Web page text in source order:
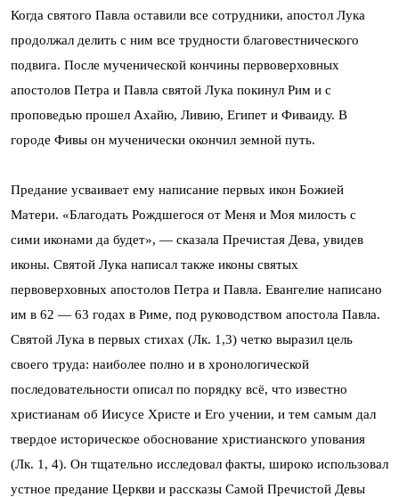
Когда святого Павла оставили все сотрудники, апостол Лука
продолжал делить с ним все трудности благовестнического
подвига. После мученической кончины первоверховных
апостолов Петра и Павла святой Лука покинул Рим и с
проповедью прошел Ахайю, Ливию, Египет и Фиваиду. В
городе Фивы он мученически окончил земной путь.
Предание усваивает ему написание первых икон Божией
Матери. «Благодать Рождшегося от Меня и Моя милость с
сими иконами да будет», — сказала Пречистая Дева, увидев
иконы. Святой Лука написал также иконы святых
первоверховных апостолов Петра и Павла. Евангелие написано
им в 62 — 63 годах в Риме, под руководством апостола Павла.
Святой Лука в первых стихах (Лк. 1,3) четко выразил цель
своего труда: наиболее полно и в хронологической
последовательности описал по порядку всё, что известно
христианам об Иисусе Христе и Его учении, и тем самым дал
твердое историческое обоснование христианского упования
(Лк. 1, 4). Он тщательно исследовал факты, широко использовал
устное предание Церкви и рассказы Самой Пречистой Девы